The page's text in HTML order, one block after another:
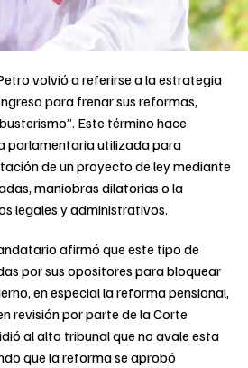
volvió a referirse a la estrategia
para frenar sus reformas,
Este término hace
parlamentaria utilizada para
de un proyecto de ley mediante
maniobras dilatorias o la
legales y administrativos.
afirmó que este tipo de
por sus opositores para bloquear
en especial la reforma pensional,
revisión por parte de la Corte
al alto tribunal que no avale esta
que la reforma se aprobó